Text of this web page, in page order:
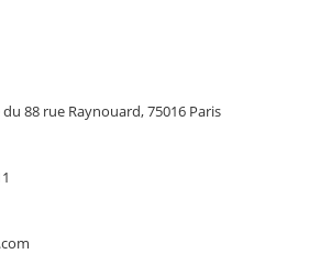
88 rue Raynouard, 75016 Paris